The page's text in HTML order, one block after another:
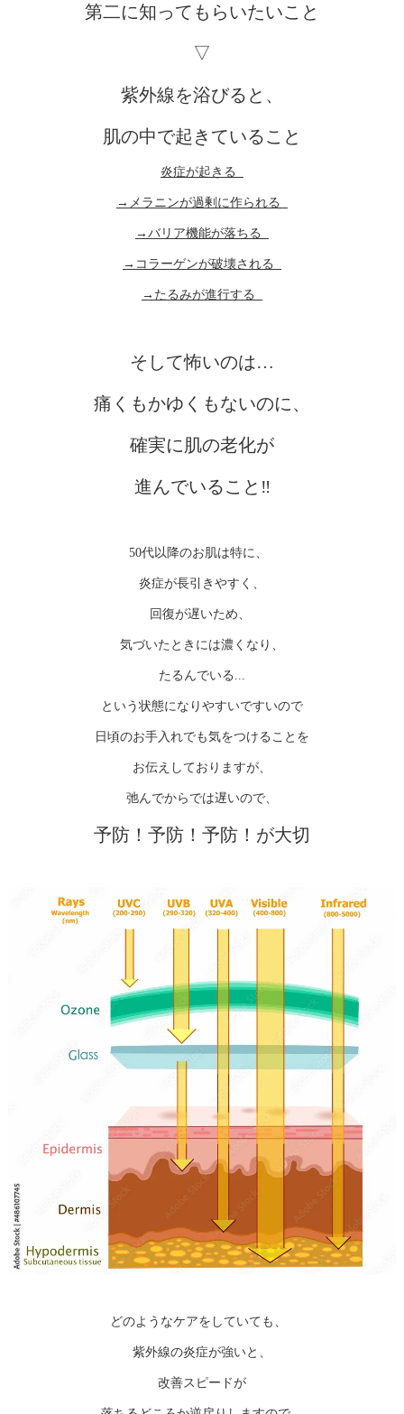
第二に知ってもらいたいこと
▽
紫外線を浴びると、
肌の中で起きていること
炎症が起きる
→メラニンが過剰に作られる
→バリア機能が落ちる
→コラーゲンが破壊される
→たるみが進行する
そして怖いのは…
痛くもかゆくもないのに、
確実に肌の老化が
進んでいること‼️
50代以降のお肌は特に、
炎症が長引きやすく、
回復が遅いため、
気づいたときには濃くなり、
たるんでいる...
という状態になりやすいですいので
日頃のお手入れでも気をつけることを
お伝えしておりますが、
弛んでからでは遅いので、
予防！予防！予防！が大切
どのようなケアをしていても、
紫外線の炎症が強いと、
改善スピードが